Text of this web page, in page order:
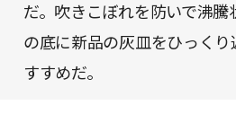
だ。吹きこぼれを防いで沸騰
の底に新品の灰皿をひっく
すすめだ。